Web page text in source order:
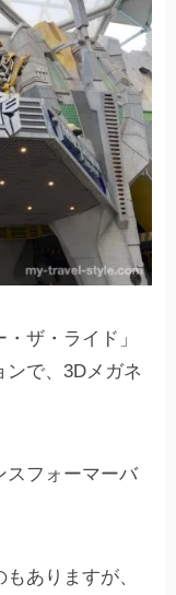
ザ・ライド」
ンで、3Dメガネ
スフォーマーバ
ありますが、